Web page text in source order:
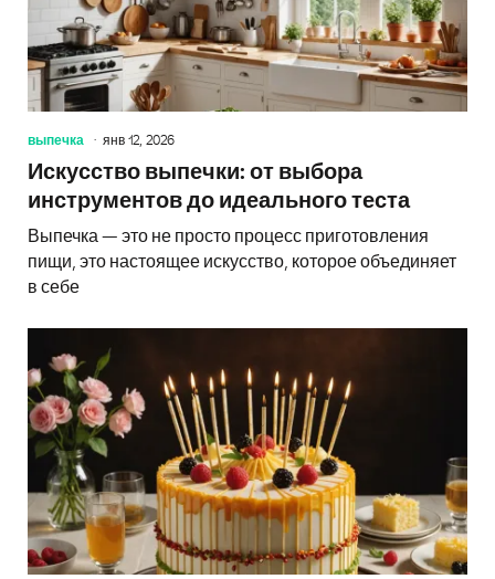
выпечка янв 12, 2026
Искусство выпечки: от выбора
инструментов до идеального теста
Выпечка — это не просто процесс приготовления
пищи, это настоящее искусство, которое объединяет
в себе